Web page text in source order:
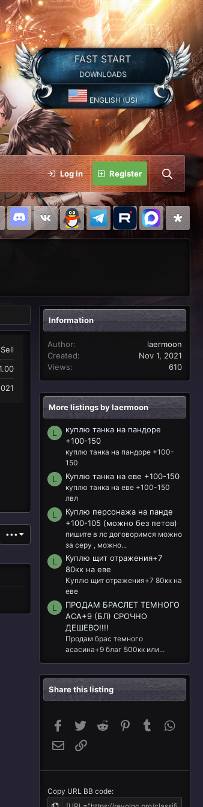
FAST START
DOWNLOADS
ENGLISH (US)
Log in Register
Sell
•••
Information
Author
laermoon
Created
Nov 1, 2021
Views
610
More listings by laermoon
L
куплю танка на пандоре
+100-150
куплю танка на пандоре +100-
150
L Куплю танка на еве +100-150
куплю танка на еве +100-150
лвл
L
Куплю персонажа на панде
+100-105 (можно без петов)
пишите в лс договоримся можно
за серу , можно...
L
Куплю щит отражения+7
80кк на еве
Куплю щит отражения+7 80кк на
еве
L
ПРОДАМ БРАСЛЕТ ТЕМНОГО
АСА+9 (БЛ) СРОЧНО
ДЕШЕВО!!!!
Продам брас темного
асасина+9 благ 500кк или...
Share this listing
Facebook
TwitterReddit PinterestTumblr
Email Link
Copy URL BB code